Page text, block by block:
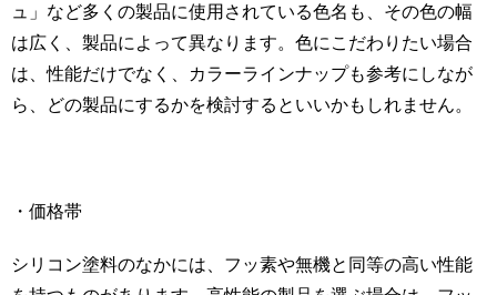
ュ」など多くの製品に使用されている色名も、その色の幅
は広く、製品によって異なります。色にこだわりたい場合
は、性能だけでなく、カラーラインナップも参考にしなが
ら、どの製品にするかを検討するといいかもしれません。
・価格帯
シリコン塗料のなかには、フッ素や無機と同等の高い性能